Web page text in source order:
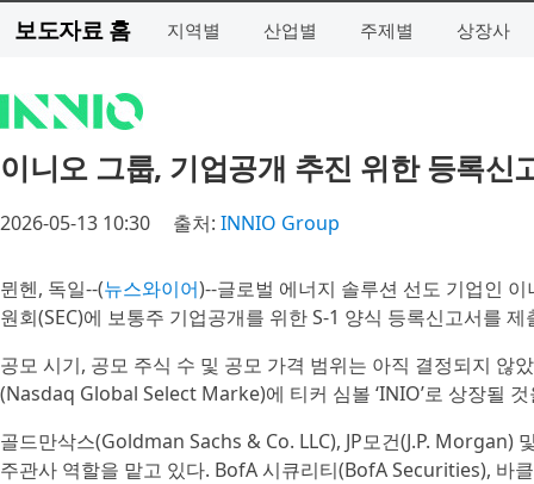
보도자료 홈 지역별 산업별 주제별 상장사
이니오 그룹, 기업공개 추진 위한 등록신
2026-05-13 10:30 출처: INNIO Group
뮌헨, 독일--(뉴스와이어)--글로벌 에너지 솔루션 선도 기업인
원회(SEC)에 보통주 기업공개를 위한 S-1 양식 등록신고서를
공모 시기, 공모 주식 수 및 공모 가격 범위는 아직 결정되지 않
(Nasdaq Global Select Marke)에 티커 심볼 ‘INIO’로 상장될
골드만삭스(Goldman Sachs & Co. LLC), JP모건(J.P.
주관사 역할을 맡고 있다. BofA 시큐리티(BofA Securities), 바